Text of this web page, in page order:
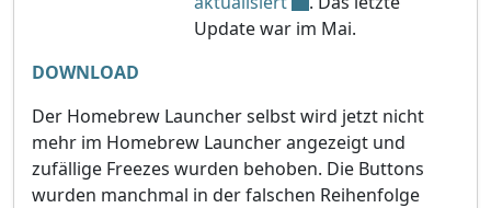
Update war im Mai.
DOWNLOAD
Der Homebrew Launcher selbst wird jetzt nicht
mehr im Homebrew Launcher angezeigt und
zufällige Freezes wurden behoben. Die Buttons
wurden manchmal in der falschen Reihenfolge